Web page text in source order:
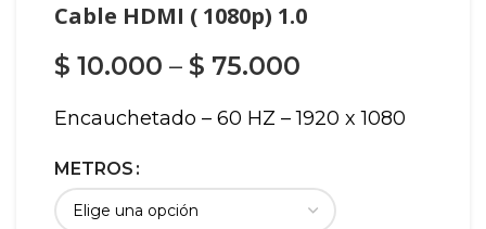
Cable HDMI ( 1080p) 1.0
$ 10.000 – $ 75.000
Encauchetado – 60 HZ – 1920 x 1080
METROS